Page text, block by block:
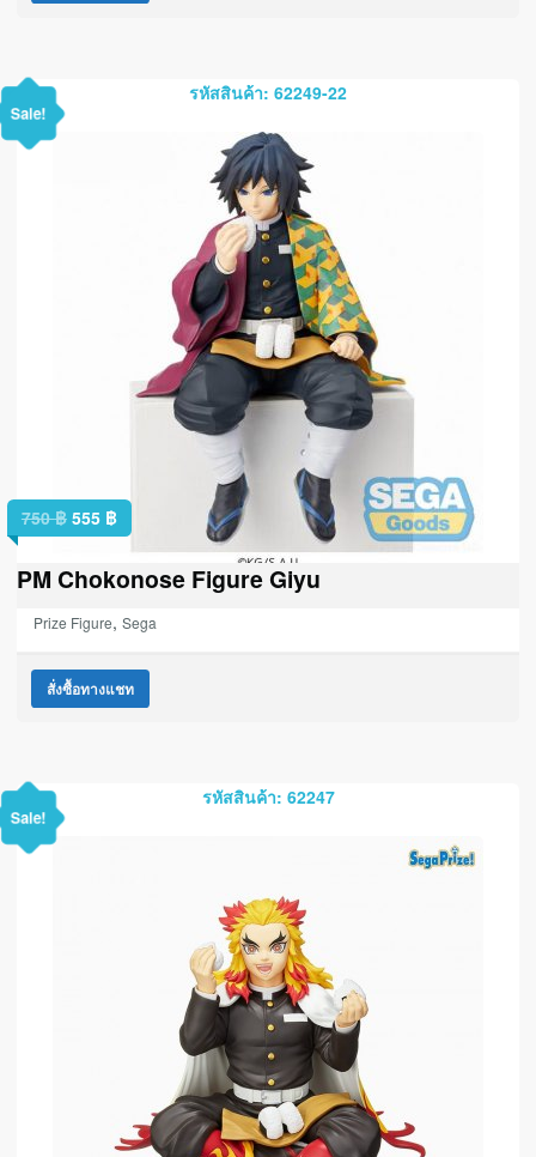
รหัสสินค้า: 62249-22
Sale!
750฿ 555 ฿
PM Chokonose Figure Giyu
Prize Figure, Sega
สั่งซื้อทางแชท
รหัสสินค้า: 62247
Sale!